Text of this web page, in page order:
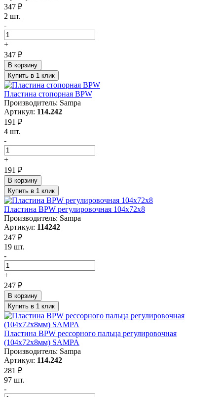
347 ₽
2 шт.
-
+
347 ₽
В корзину
Купить в 1 клик
Пластина стопорная BPW
Производитель: Sampa
Артикул: 114.242
191 ₽
4 шт.
-
+
191 ₽
В корзину
Купить в 1 клик
Пластина BPW регулировочная 104x72x8
Производитель: Sampa
Артикул: 114242
247 ₽
19 шт.
-
+
247 ₽
В корзину
Купить в 1 клик
Пластина BPW рессорного пальца регулировочная
(104х72х8мм) SAMPA
Производитель: Sampa
Артикул: 114.242
281 ₽
97 шт.
-